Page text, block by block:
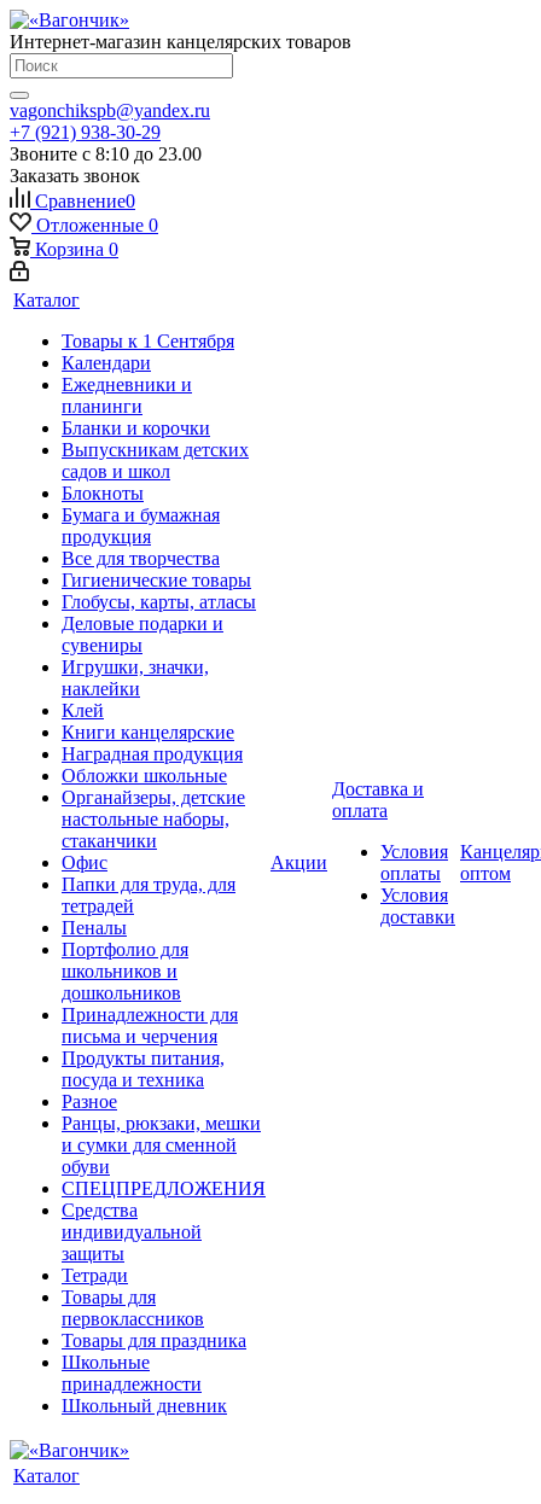
Интернет-магазин канцелярских товаров
vagonchikspb@yandex.ru
+7 (921) 938-30-29
Звоните с 8:10 до 23.00
Заказать звонок
Сравнение0
Отложенные 0
Корзина 0
Каталог
Товары к 1 Сентября
Календари
Ежедневники и
планинги
Бланки и корочки
Выпускникам детских
садов и школ
Блокноты
Бумага и бумажная
продукция
Все для творчества
Гигиенические товары
Глобусы, карты, атласы
Деловые подарки и
сувениры
Игрушки, значки,
наклейки
Клей
Книги канцелярские
Наградная продукция
Обложки школьные
Органайзеры, детские
настольные наборы,
стаканчики
Офис
Папки для труда, для
тетрадей
Пеналы
Портфолио для
школьников и
дошкольников
Принадлежности для
письма и черчения
Продукты питания,
посуда и техника
Разное
Ранцы, рюкзаки, мешки
и сумки для сменной
обуви
СПЕЦПРЕДЛОЖЕНИЯ
Средства
индивидуальной
защиты
Тетради
Товары для
первоклассников
Товары для праздника
Школьные
принадлежности
Школьный дневник
Акции
Доставка и
оплата
Условия
оплаты
Условия
доставки
оптом
Каталог